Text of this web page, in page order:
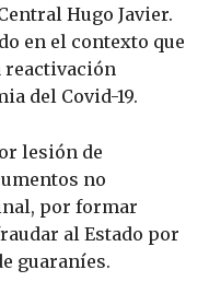
Hugo Javier.
en el contexto que
reactivación
del Covid-19.
lesión de
no
por formar
al Estado por
guaraníes.